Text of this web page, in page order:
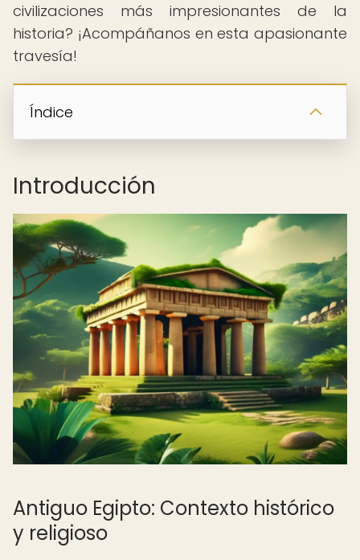
civilizaciones más impresionantes de la
historia? ¡Acompáñanos en esta apasionante
travesía!
Índice
Introducción
Antiguo Egipto: Contexto histórico
y religioso